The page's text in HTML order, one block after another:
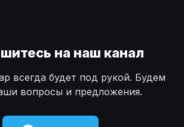
на наш канал
всегда будет под рукой. Будем
вопросы и предложения.